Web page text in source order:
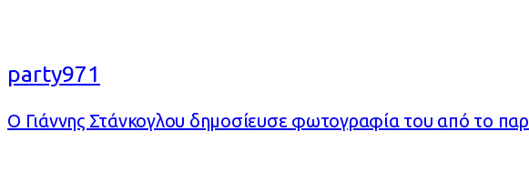
party971
Ο Γιάννης Στάνκογλου δημοσίευσε φωτογραφία του από το